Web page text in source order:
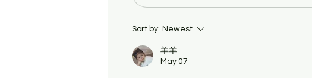
Sort by: Newest
羊羊
May 07